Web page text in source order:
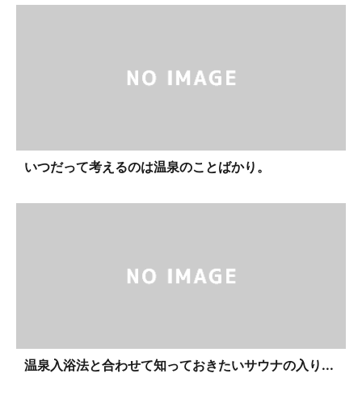
いつだって考えるのは温泉のことばかり。
温泉入浴法と合わせて知っておきたいサウナの入り...